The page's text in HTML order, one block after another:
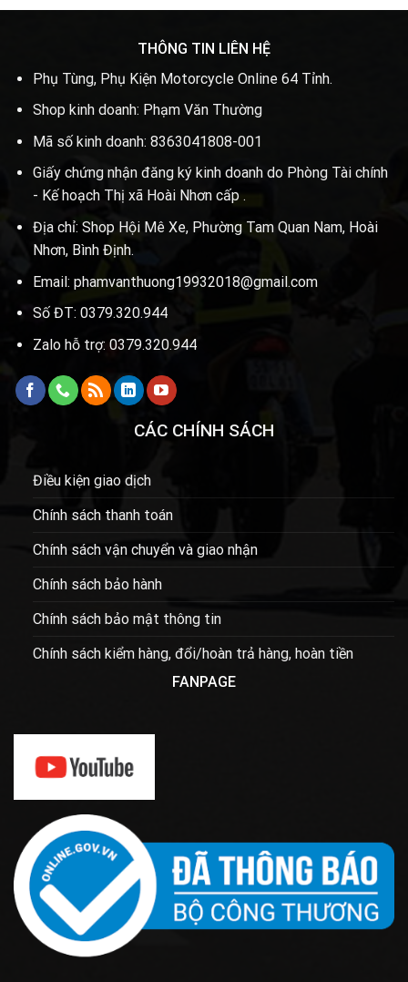
THÔNG TIN LIÊN HỆ
Phụ Tùng, Phụ Kiện Motorcycle Online 64 Tỉnh.
Shop kinh doanh: Phạm Văn Thường
Mã số kinh doanh: 8363041808-001
Giấy chứng nhận đăng ký kinh doanh do Phòng Tài chính
- Kế hoạch Thị xã Hoài Nhơn cấp .
Địa chỉ: Shop Hội Mê Xe, Phường Tam Quan Nam, Hoài
Nhơn, Bình Định.
Email: phamvanthuong19932018@gmail.com
Số ĐT: 0379.320.944
Zalo hỗ trợ: 0379.320.944
CÁC CHÍNH SÁCH
Điều kiện giao dịch
Chính sách thanh toán
Chính sách vận chuyển và giao nhận
Chính sách bảo hành
Chính sách bảo mật thông tin
Chính sách kiểm hàng, đổi/hoàn trả hàng, hoàn tiền
FANPAGE